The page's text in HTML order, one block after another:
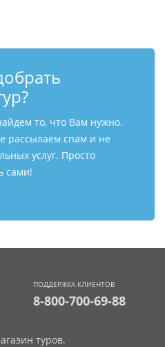
то, что Вам нужно.
рассылаем спам и не
услуг. Просто
сами!
ПОДДЕРЖКА КЛИЕНТОВ
8-800-700-69-88
туров.